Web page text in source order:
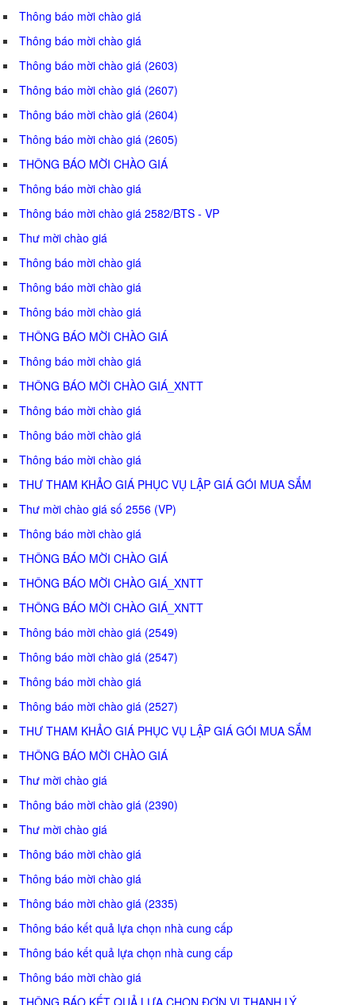
Thông báo mời chào giá
Thông báo mời chào giá
Thông báo mời chào giá (2603)
Thông báo mời chào giá (2607)
Thông báo mời chào giá (2604)
Thông báo mời chào giá (2605)
THÔNG BÁO MỜI CHÀO GIÁ
Thông báo mời chào giá
Thông báo mời chào giá 2582/BTS - VP
Thư mời chào giá
Thông báo mời chào giá
Thông báo mời chào giá
Thông báo mời chào giá
THÔNG BÁO MỜI CHÀO GIÁ
Thông báo mời chào giá
THÔNG BÁO MỜI CHÀO GIÁ_XNTT
Thông báo mời chào giá
Thông báo mời chào giá
Thông báo mời chào giá
THƯ THAM KHẢO GIÁ PHỤC VỤ LẬP GIÁ GÓI MUA SẮM
Thư mời chào giá số 2556 (VP)
Thông báo mời chào giá
THÔNG BÁO MỜI CHÀO GIÁ
THÔNG BÁO MỜI CHÀO GIÁ_XNTT
THÔNG BÁO MỜI CHÀO GIÁ_XNTT
Thông báo mời chào giá (2549)
Thông báo mời chào giá (2547)
Thông báo mời chào giá
Thông báo mời chào giá (2527)
THƯ THAM KHẢO GIÁ PHỤC VỤ LẬP GIÁ GÓI MUA SẮM
THÔNG BÁO MỜI CHÀO GIÁ
Thư mời chào giá
Thông báo mời chào giá (2390)
Thư mời chào giá
Thông báo mời chào giá
Thông báo mời chào giá
Thông báo mời chào giá (2335)
Thông báo kết quả lựa chọn nhà cung cấp
Thông báo kết quả lựa chọn nhà cung cấp
Thông báo mời chào giá
THÔNG BÁO KẾT QUẢ LỰA CHỌN ĐƠN VỊ THANH LÝ